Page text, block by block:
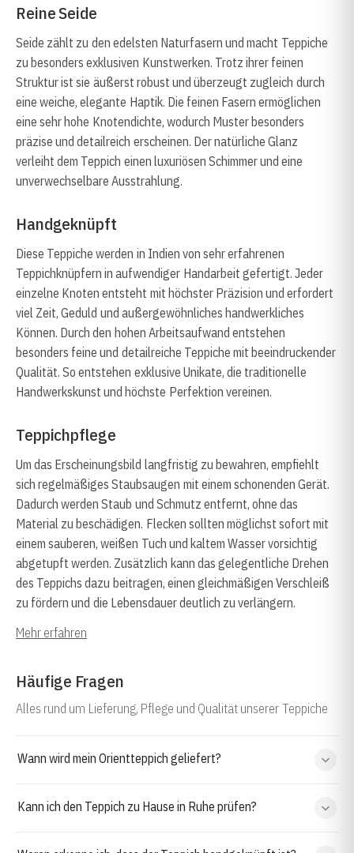
Reine Seide
Seide zählt zu den edelsten Naturfasern und macht Teppiche
zu besonders exklusiven Kunstwerken. Trotz ihrer feinen
Struktur ist sie äußerst robust und überzeugt zugleich durch
eine weiche, elegante Haptik. Die feinen Fasern ermöglichen
eine sehr hohe Knotendichte, wodurch Muster besonders
präzise und detailreich erscheinen. Der natürliche Glanz
verleiht dem Teppich einen luxuriösen Schimmer und eine
unverwechselbare Ausstrahlung.
Handgeknüpft
Diese Teppiche werden in Indien von sehr erfahrenen
Teppichknüpfern in aufwendiger Handarbeit gefertigt. Jeder
einzelne Knoten entsteht mit höchster Präzision und erfordert
viel Zeit, Geduld und außergewöhnliches handwerkliches
Können. Durch den hohen Arbeitsaufwand entstehen
besonders feine und detailreiche Teppiche mit beeindruckender
Qualität. So entstehen exklusive Unikate, die traditionelle
Handwerkskunst und höchste Perfektion vereinen.
Teppichpflege
Um das Erscheinungsbild langfristig zu bewahren, empfiehlt
sich regelmäßiges Staubsaugen mit einem schonenden Gerät.
Dadurch werden Staub und Schmutz entfernt, ohne das
Material zu beschädigen. Flecken sollten möglichst sofort mit
einem sauberen, weißen Tuch und kaltem Wasser vorsichtig
abgetupft werden. Zusätzlich kann das gelegentliche Drehen
des Teppichs dazu beitragen, einen gleichmäßigen Verschleiß
zu fördern und die Lebensdauer deutlich zu verlängern.
Mehr erfahren
Häufige Fragen
Alles rund um Lieferung, Pflege und Qualität unserer Teppiche
Wann wird mein Orientteppich geliefert?
Kann ich den Teppich zu Hause in Ruhe prüfen?